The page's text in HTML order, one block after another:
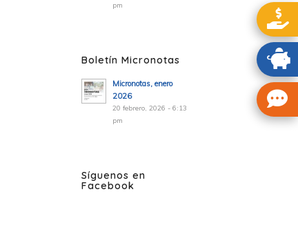
pm
Boletín Micronotas
Micronotas, enero
2026
20 febrero, 2026 - 6:13
pm
Síguenos en
Facebook